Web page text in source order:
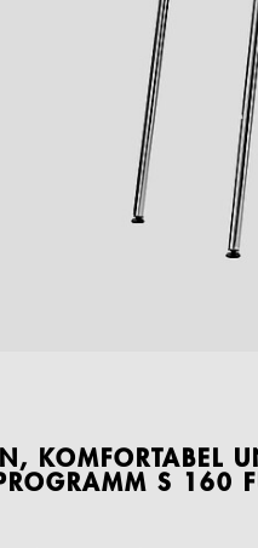
KOMFORTABEL
S 160